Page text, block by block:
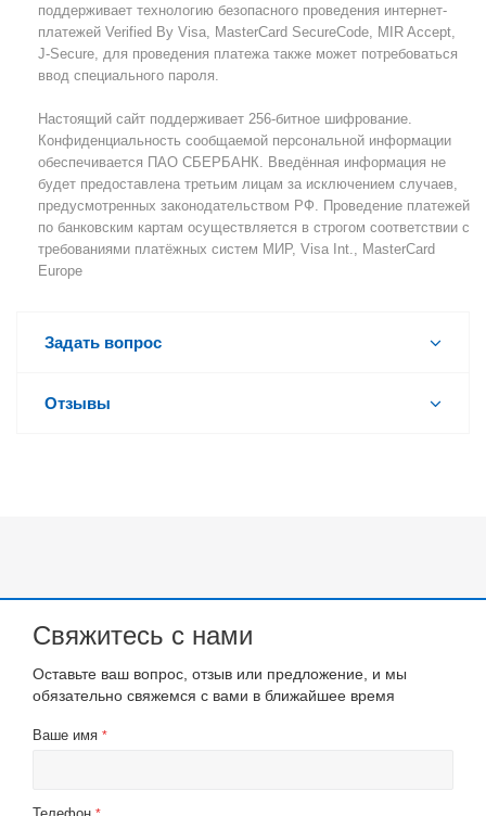
поддерживает технологию безопасного проведения интернет-
платежей Verified By Visa, MasterCard SecureCode, MIR Accept,
J-Secure, для проведения платежа также может потребоваться
ввод специального пароля.
Настоящий сайт поддерживает 256-битное шифрование.
Конфиденциальность сообщаемой персональной информации
обеспечивается ПАО СБЕРБАНК. Введённая информация не
будет предоставлена третьим лицам за исключением случаев,
предусмотренных законодательством РФ. Проведение платежей
по банковским картам осуществляется в строгом соответствии с
требованиями платёжных систем МИР, Visa Int., MasterCard
Europe
Задать вопрос
Отзывы
Свяжитесь с нами
Оставьте ваш вопрос, отзыв или предложение, и мы
обязательно свяжемся с вами в ближайшее время
Ваше имя *